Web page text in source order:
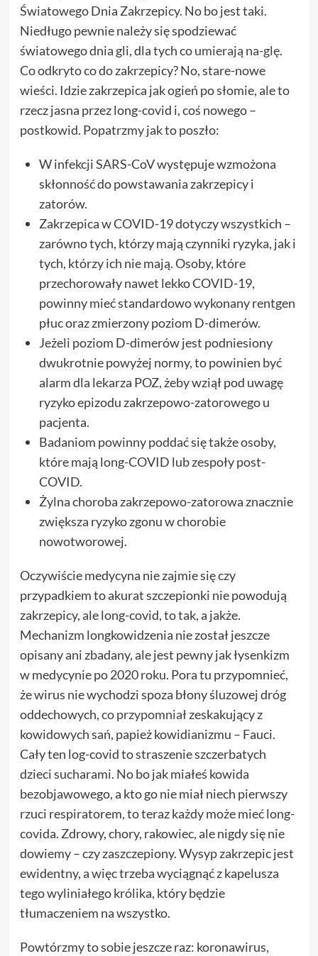
Światowego Dnia Zakrzepicy. No bo jest taki.
Niedługo pewnie należy się spodziewać
światowego dnia gli, dla tych coumierają na-glę.
Co odkryto co do zakrzepicy? No, stare-nowe
wieści. Idzie zakrzepica jak ogień po słomie, ale to
rzecz jasna przez long-covid i, coś nowego –
postkowid. Popatrzmy jak to poszło:
W infekcji SARS-CoV występuje wzmożona
skłonność do powstawania zakrzepicy i
zatorów.
Zakrzepica w COVID-19 dotyczy wszystkich –
zarówno tych, którzy mają czynniki ryzyka, jak i
tych, którzy ich nie mają. Osoby, które
przechorowały nawet lekko COVID-19,
powinny mieć standardowo wykonany rentgen
płuc oraz zmierzony poziom D-dimerów.
Jeżeli poziom D-dimerów jest podniesiony
dwukrotnie powyżej normy, to powinien być
alarm dla lekarza POZ, żeby wziął pod uwagę
ryzyko epizodu zakrzepowo-zatorowego u
pacjenta.
Badaniom powinny poddać się także osoby,
które mają long-COVID lub zespoły post-
COVID.
Żylna choroba zakrzepowo-zatorowa znacznie
zwiększa ryzyko zgonu w chorobie
nowotworowej.
Oczywiście medycyna nie zajmie się czy
przypadkiem to akurat szczepionki nie powodują
zakrzepicy, ale long-covid, to tak, a jakże.
Mechanizm longkowidzenia nie został jeszcze
opisany ani zbadany, ale jest pewny jak łysenkizm
w medycynie po 2020 roku. Pora tu przypomnieć,
że wirus nie wychodzi spoza błony śluzowej dróg
oddechowych,co przypomniałzeskakujący z
kowidowych sań, papież kowidianizmu – Fauci.
Cały ten log-covid to straszenie szczerbatych
dzieci sucharami. No bo jak miałeś kowida
bezobjawowego, a kto go nie miał niech pierwszy
rzuci respiratorem, to teraz każdy może mieć long-
covida. Zdrowy, chory, rakowiec, ale nigdy się nie
dowiemy – czy zaszczepiony. Wysyp zakrzepic jest
ewidentny, a więc trzeba wyciągnąć z kapelusza
tego wyliniałego królika, który będzie
tłumaczeniem na wszystko.
Powtórzmy to sobie jeszcze raz: koronawirus,